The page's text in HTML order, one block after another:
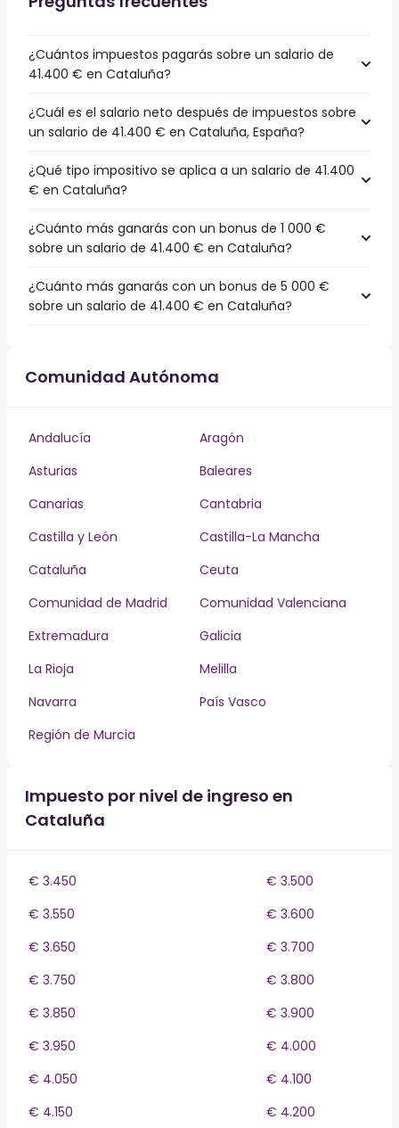
¿Cuántos impuestos pagarás sobre un salario de
41.400 € en Cataluña?
¿Cuál es el salario neto después de impuestos sobre
un salario de 41.400 € en Cataluña, España?
¿Qué tipo impositivo se aplica a un salario de 41.400
€ en Cataluña?
¿Cuánto más ganarás con un bonus de 1 000 €
sobre un salario de 41.400 € en Cataluña?
¿Cuánto más ganarás con un bonus de 5 000 €
sobre un salario de 41.400 € en Cataluña?
Comunidad Autónoma
Andalucía
Aragón
Asturias
Baleares
Canarias
Cantabria
Castilla y León
Castilla-La Mancha
Cataluña
Ceuta
Comunidad de Madrid
Comunidad Valenciana
Extremadura
Galicia
La Rioja
Melilla
Navarra
País Vasco
Región de Murcia
Impuesto por nivel de ingreso en
Cataluña
€ 3.450
€ 3.500
€ 3.550
€ 3.600
€ 3.650
€ 3.700
€ 3.750
€ 3.800
€ 3.850
€ 3.900
€ 3.950
€ 4.000
€ 4.050
€ 4.100
€ 4.150
€ 4.200